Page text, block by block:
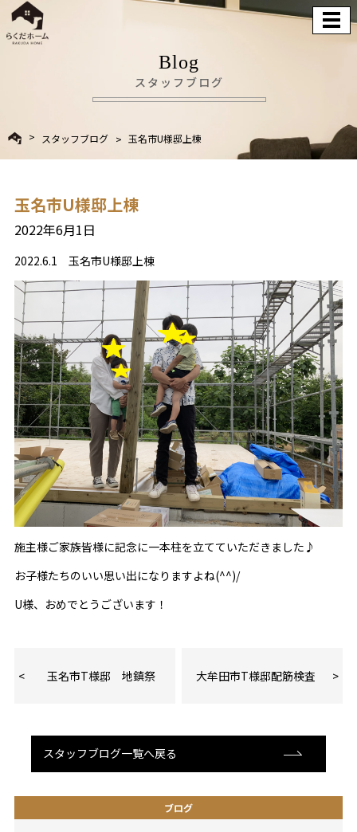
Blog
スタッフブログ
スタッフブログ 玉名市U様邸上棟
玉名市U様邸上棟
2022年6月1日
2022.6.1 玉名市U様邸上棟
施主様ご家族皆様に記念に一本柱を立てていただきました♪
お子様たちのいい思い出になりますよね(^^)/
U様、おめでとうございます！
玉名市T様邸 地鎮祭 大牟田市T様邸配筋検査
スタッフブログ一覧へ戻る
ブログ